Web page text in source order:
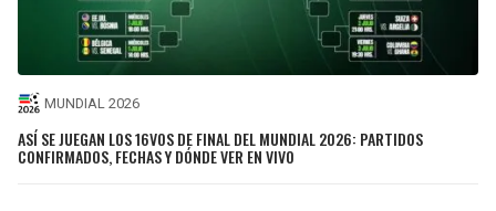
MUNDIAL 2026
ASÍ SE JUEGAN LOS 16VOS DE FINAL DEL MUNDIAL 2026: PARTIDOS
CONFIRMADOS, FECHAS Y DÓNDE VER EN VIVO